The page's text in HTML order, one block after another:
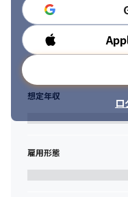
・ミッション・ビジョン
・ユーザーを理解しよう
・新たな役割や業務領域
ロ
勤務時間
想定年収
雇用形態